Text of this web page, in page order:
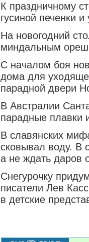
К праздничному
гусиной печенки и
На новогодний
миндальным
С началом боя
дома для
парадной двери
В Австралии
парадные плавки
В славянских
сковывал воду. В
а не ждать даров
Снегурочку
писатели Лев
в детские